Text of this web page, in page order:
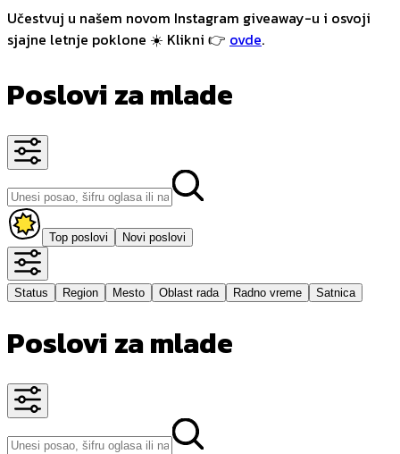
Učestvuj u našem novom Instagram giveaway-u i osvoji
sjajne letnje poklone ☀️ Klikni 👉 ovde.
Poslovi za mlade
Top poslovi Novi poslovi
Status Region Mesto Oblast rada Radno vreme Satnica
Poslovi za mlade